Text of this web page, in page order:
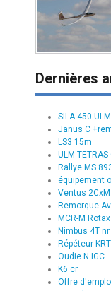
Dernières
SILA 450
Janus C
LS3 15m
ULM
Rallye MS
équipement
Ventus
Remorque
MCR-M
Nimbus 4T nr
Répéteur
Oudie N IGC
K6 cr
Offre